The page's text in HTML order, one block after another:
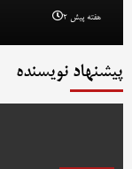
2 هفته پیش
پیشنهاد نویسنده